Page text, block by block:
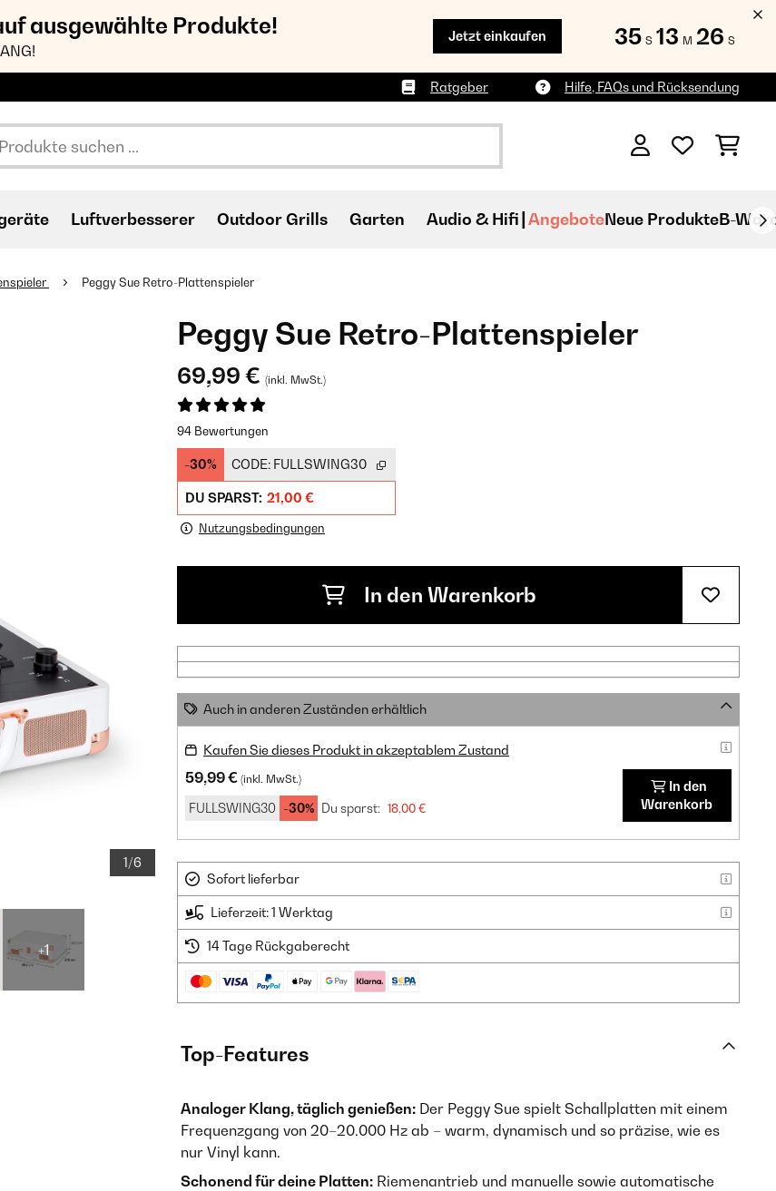
ausgewählte Produkte! Jetzt einkaufen 35 S 13 M 24 S
Ratgeber Hilfe, FAQs und Rücksendung
Luftverbesserer Outdoor Grills Garten Audio & Hifi AngeboteNeue ProdukteB-
Peggy Sue Retro-Plattenspieler
1/6
+1
Peggy Sue Retro-Plattenspieler
69,99 € (inkl. MwSt.)
94 Bewertungen
-30% CODE: FULLSWING30
DU SPARST: 21,00 €
Nutzungsbedingungen
In den Warenkorb
Auch in anderen Zuständen erhältlich
Kaufen Sie dieses Produkt in akzeptablem Zustand
59,99 € (inkl. MwSt.)
FULLSWING30 -30% Du sparst: 18,00 €
In den
Warenkorb
Sofort lieferbar
Lieferzeit: 1 Werktag
14 Tage Rückgaberecht
Top-Features
Analoger Klang, täglich genießen: Der Peggy Sue spielt Schallplatten mit einem
Frequenzgang von 20–20.000 Hz ab – warm, dynamisch und so präzise, wie es
nur Vinyl kann.
Schonend für deine Platten: Riemenantrieb und manuelle sowie automatische